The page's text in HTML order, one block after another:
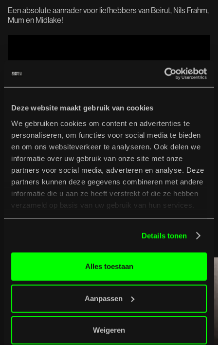
Deze website maakt gebruik van cookies
We gebruiken cookies om content en advertenties te
personaliseren, om functies voor social media te bieden
en om ons websiteverkeer te analyseren. Ook delen we
informatie over uw gebruik van onze site met onze
partners voor social media, adverteren en analyse. Deze
partners kunnen deze gegevens combineren met andere
informatie die u aan ze heeft verstrekt of die ze hebben
verzameld op basis van uw gebruik van hun services.
Details tonen
Alles toestaan
Aanpassen
Weigeren
Een absolute aanrader voor liefhebbers van Beirut, Nils Frahm,
Mum en Midlake!
Burger tipt